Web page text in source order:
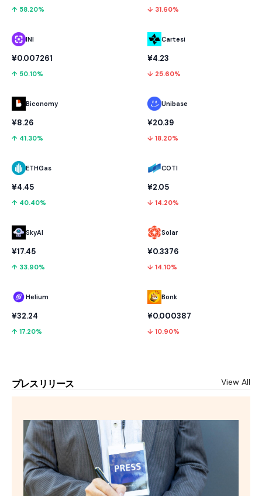
↑ 58.20%
INI
¥0.007261
↑ 50.10%
Biconomy
¥8.26
↑ 41.30%
ETHGas
¥4.45
↑ 40.40%
SkyAI
¥17.45
↑ 33.90%
Helium
¥32.24
↑ 17.20%
↓ 31.60%
Cartesi
¥4.23
↓ 25.60%
Unibase
¥20.39
↓ 18.20%
COTI
¥2.05
↓ 14.20%
Solar
¥0.3376
↓ 14.10%
Bonk
¥0.000387
↓ 10.90%
プレスリリース View All